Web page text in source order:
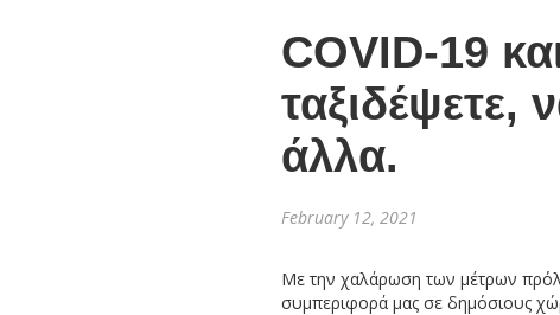
COVID-19
ταξιδέψετε,
άλλα.
February 12, 2021
Με την χαλάρωση των μέτρων
συμπεριφορά μας σε δημόσιους